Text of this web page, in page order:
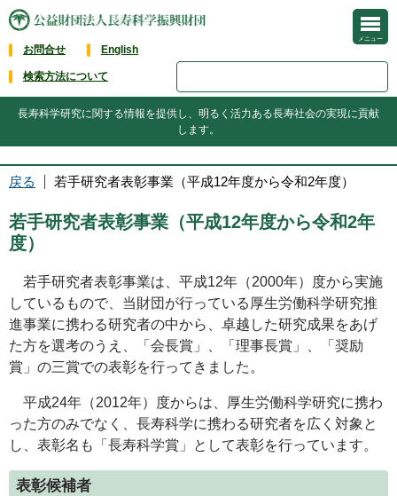
お問合せ English
検索方法について
メニュー
長寿科学研究に関する情報を提供し、明るく活力ある長寿社会の実現に貢献
します。
戻る 若手研究者表彰事業（平成12年度から令和2年度）
若手研究者表彰事業（平成12年度から令和2年
度）
若手研究者表彰事業は、平成12年（2000年）度から実施
しているもので、当財団が行っている厚生労働科学研究推
進事業に携わる研究者の中から、卓越した研究成果をあげ
た方を選考のうえ、「会長賞」、「理事長賞」、「奨励
賞」の三賞での表彰を行ってきました。
平成24年（2012年）度からは、厚生労働科学研究に携わ
った方のみでなく、長寿科学に携わる研究者を広く対象と
し、表彰名も「長寿科学賞」として表彰を行っています。
表彰候補者